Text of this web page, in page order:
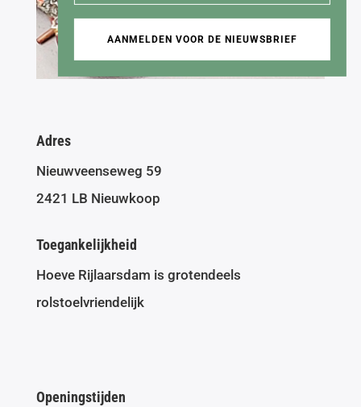
AANMELDEN VOOR DE NIEUWSBRIEF
Adres
Nieuwveenseweg 59
2421 LB Nieuwkoop
Toegankelijkheid
Hoeve Rijlaarsdam is grotendeels
rolstoelvriendelijk
Openingstijden